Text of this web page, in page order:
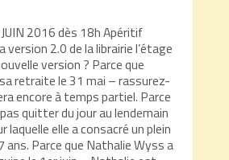
2016 dès 18h Apéritif
version 2.0 de la librairie l’étage
version ? Parce que
retraite le 31 mai – rassurez-
encore à temps partiel. Parce
quitter du jour au lendemain
laquelle elle a consacré un plein
Parce que Nathalie Wyss a